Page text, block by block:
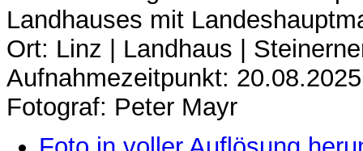
Landhauses mit
Ort: Linz | Landhaus |
Aufnahmezeitpunkt: 20.08.2025
Fotograf: Peter Mayr